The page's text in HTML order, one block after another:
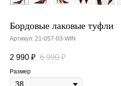
Бордовые лаковые туфли
Артикул: 21-057-03-WIN
2 990 ₽ 6 990 ₽
Размер